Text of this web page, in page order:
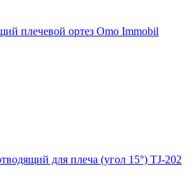
плечевой ортез Omo Immobil
для плеча (угол 15°) TJ-202